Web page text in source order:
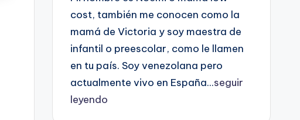
cost, también me conocen como la
mamá de Victoria y soy maestra de
infantil o preescolar, como le llamen
en tu país. Soy venezolana pero
actualmente vivo en España...seguir
leyendo